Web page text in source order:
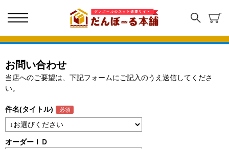
お問い合わせ
当店へのご要望は、下記フォームにご記入のうえ送信してくださ
い。
件名(タイトル)
オーダーＩＤ